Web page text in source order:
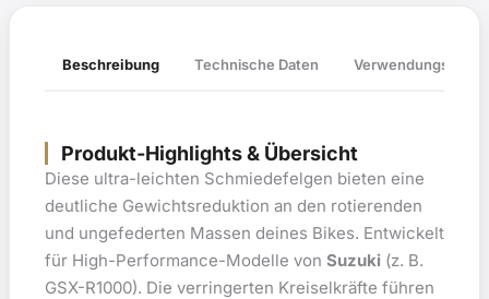
Beschreibung Technische Daten Verwendungsliste
Produkt-Highlights & Übersicht
Diese ultra-leichten Schmiedefelgen bieten eine
deutliche Gewichtsreduktion an den rotierenden
und ungefederten Massen deines Bikes. Entwickelt
für High-Performance-Modelle von Suzuki (z. B.
GSX-R1000). Die verringerten Kreiselkräfte führen